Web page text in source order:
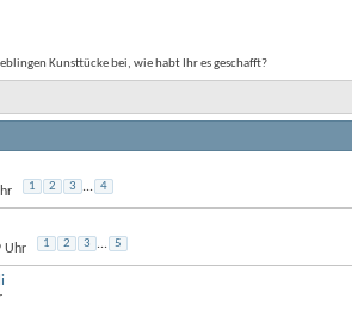
Kunsttücke bei, wie habt Ihr es geschafft?
1 2 3 ... 4
Uhr 1 2 3 ... 5